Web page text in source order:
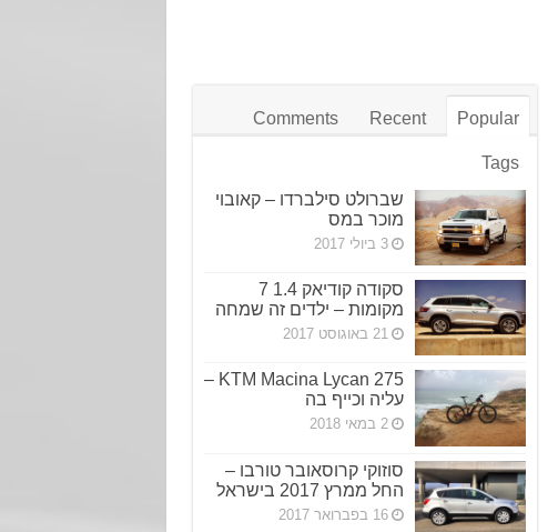
Popular
Recent
Comments
Tags
שברולט סילברדו – קאובוי
מוכר במס
3 ביולי 2017
סקודה קודיאק 1.4 7
מקומות – ילדים זה שמחה
21 באוגוסט 2017
KTM Macina Lycan 275 –
עליה וכייף בה
2 במאי 2018
סוזוקי קרוסאובר טורבו –
החל ממרץ 2017 בישראל
16 בפברואר 2017